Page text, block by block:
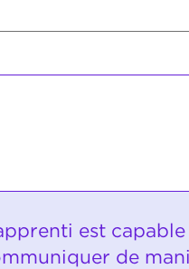
est
de